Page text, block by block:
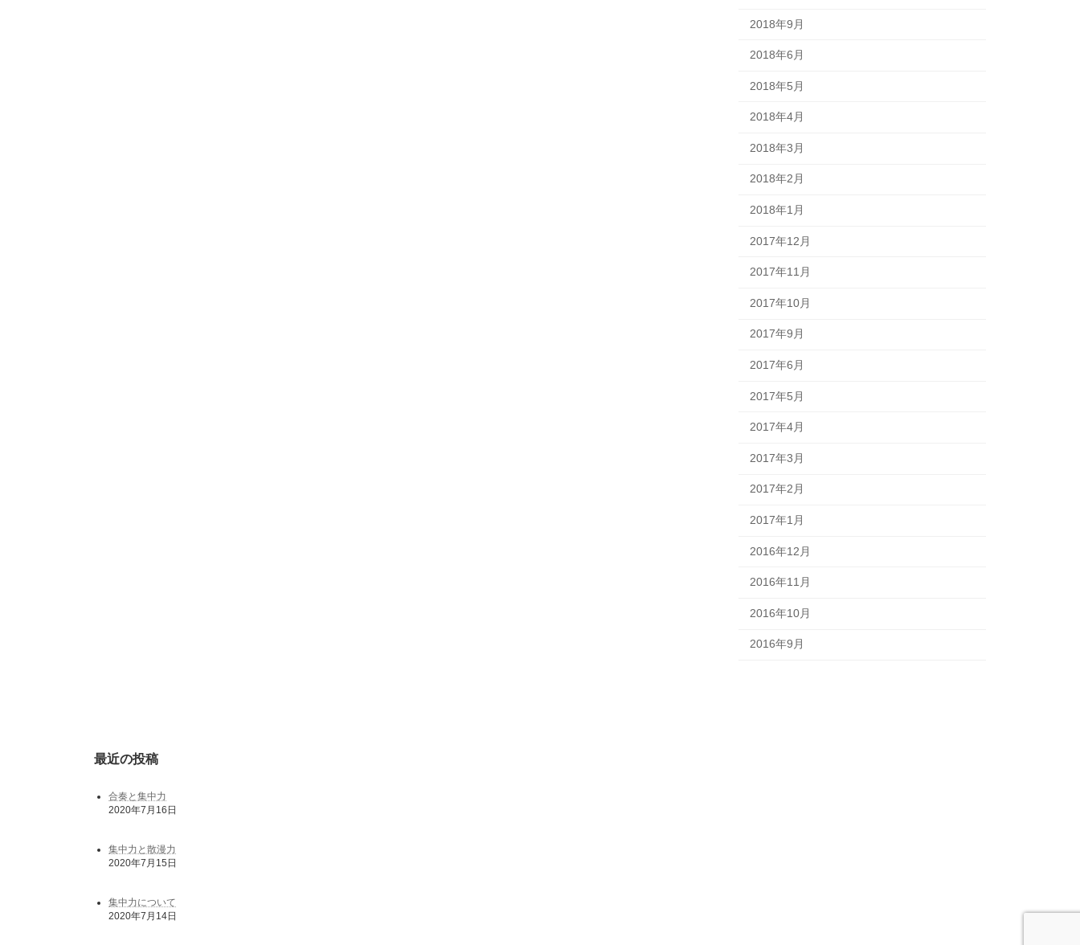
2018年9月
2018年6月
2018年5月
2018年4月
2018年3月
2018年2月
2018年1月
2017年12月
2017年11月
2017年10月
2017年9月
2017年6月
2017年5月
2017年4月
2017年3月
2017年2月
2017年1月
2016年12月
2016年11月
2016年10月
2016年9月
最近の投稿
合奏と集中力
2020年7月16日
集中力と散漫力
2020年7月15日
集中力について
2020年7月14日